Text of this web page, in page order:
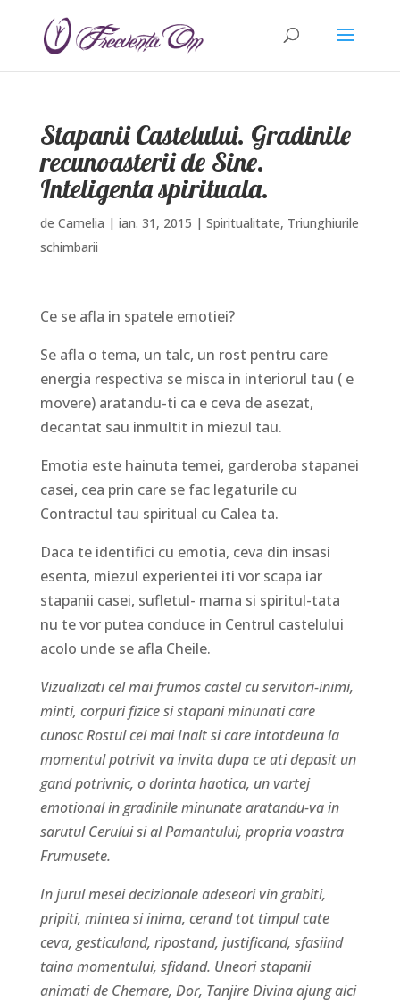
Stapanii Castelului. Gradinile
recunoasterii de Sine.
Inteligenta spirituala.
de Camelia | ian. 31, 2015 | Spiritualitate, Triunghiurile
schimbarii
Ce se afla in spatele emotiei?
Se afla o tema, un talc, un rost pentru care
energia respectiva se misca in interiorul tau ( e
movere) aratandu-ti ca e ceva de asezat,
decantat sau inmultit in miezul tau.
Emotia este hainuta temei, garderoba stapanei
casei, cea prin care se fac legaturile cu
Contractul tau spiritual cu Calea ta.
Daca te identifici cu emotia, ceva din insasi
esenta, miezul experientei iti vor scapa iar
stapanii casei, sufletul- mama si spiritul-tata
nu te vor putea conduce in Centrul castelului
acolo unde se afla Cheile.
Vizualizati cel mai frumos castel cu servitori-inimi,
minti, corpuri fizice si stapani minunati care
cunosc Rostul cel mai Inalt si care intotdeuna la
momentul potrivit va invita dupa ce ati depasit un
gand potrivnic, o dorinta haotica, un vartej
emotional in gradinile minunate aratandu-va in
sarutul Cerului si al Pamantului, propria voastra
Frumusete.
In jurul mesei decizionale adeseori vin grabiti,
pripiti, mintea si inima, cerand tot timpul cate
ceva, gesticuland, ripostand, justificand, sfasiind
taina momentului, sfidand. Uneori stapanii
animati de Chemare, Dor, Tanjire Divina ajung aici